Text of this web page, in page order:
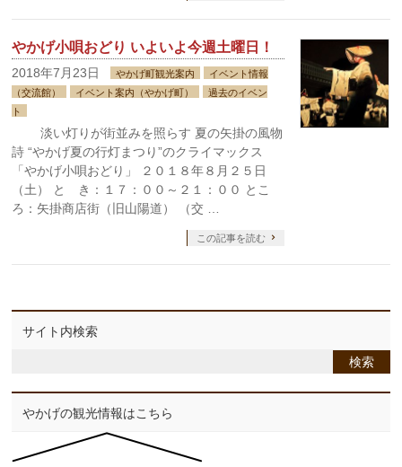
やかげ小唄おどり いよいよ今週土曜日！
2018年7月23日 やかげ町観光案内
イベント情報
（交流館）
イベント案内（やかげ町）
過去のイベン
ト
淡い灯りが街並みを照らす 夏の矢掛の風物
詩 “やかげ夏の行灯まつり”のクライマックス
「やかげ小唄おどり」 ２０１８年８月２５日
（土） と き：１７：００～２１：００ とこ
ろ：矢掛商店街（旧山陽道） （交 …
この記事を読む
サイト内検索
やかげの観光情報はこちら